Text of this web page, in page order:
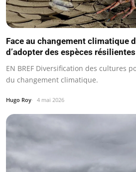
Face au changement climatique
d’adopter des espèces
EN BREF Diversification des cultures
du changement climatique.
Hugo Roy 4 mai 2026